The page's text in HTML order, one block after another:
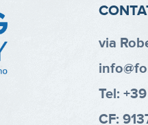
via
Tel:
CF: